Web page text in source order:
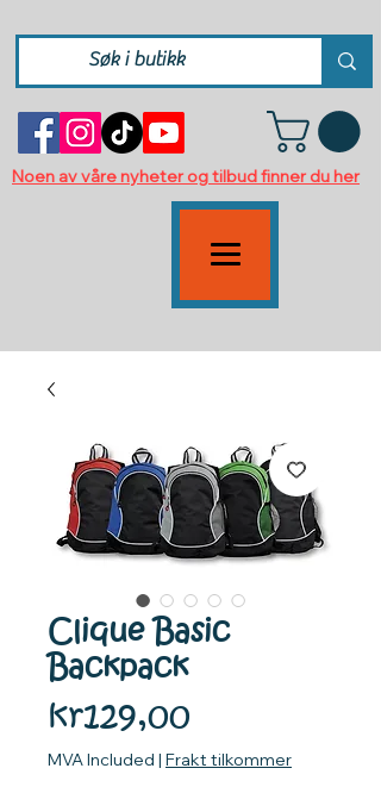
Noen av våre nyheter og tilbud finner du her
Clique Basic
Backpack
kr129,00
MVA Included | Frakt tilkommer